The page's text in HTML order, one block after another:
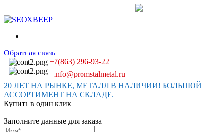
Обратная связь
+7(863) 296-93-22
info@promstalmetal.ru
20 ЛЕТ НА РЫНКЕ, МЕТАЛЛ В НАЛИЧИИ! БОЛЬШОЙ
АССОРТИМЕНТ НА СКЛАДЕ.
Купить в один клик
Заполните данные для заказа